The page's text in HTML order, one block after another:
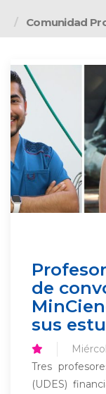
Comunidad
de
sus
Tres
(UDES)